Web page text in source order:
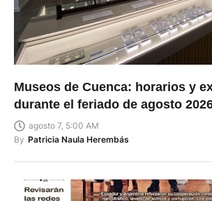
Museos de Cuenca: horarios y
durante el feriado de agosto
agosto 7, 5:00 AM
By Patricia Naula Herembás